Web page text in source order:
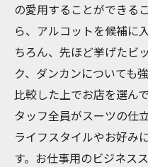
の愛用することができる
ら、アルコットを候補に
ちろん、先ほど挙げたビ
ク、ダンカンについても
比較した上でお店を選ん
タッフ全員がスーツの仕
ライフスタイルやお好み
す。お仕事用のビジネス